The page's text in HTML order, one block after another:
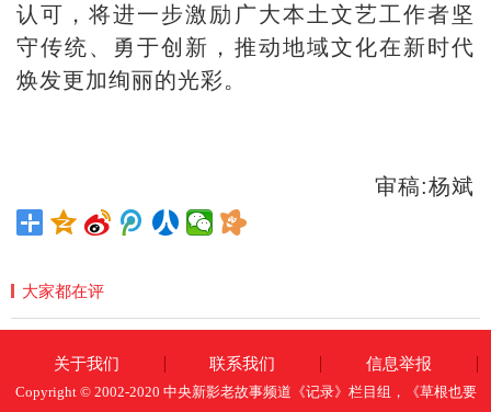
认可，将进一步激励广大本土文艺工作者坚
守传统、勇于创新，推动地域文化在新时代
焕发更加绚丽的光彩。
审稿:杨斌
大家都在评
关于我们 联系我们 信息举报
Copyright © 2002-2020 中央新影老故事频道《记录》栏目组，《草根也要